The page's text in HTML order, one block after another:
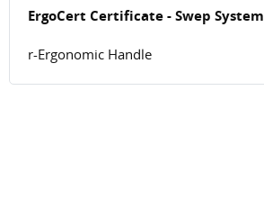
ErgoCert Certificate - Swep System
r-Ergonomic Handle